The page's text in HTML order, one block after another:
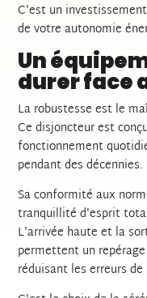
C'est un
de votre autonomie
Un
durer face
La robustesse est le
Ce disjoncteur est
fonctionnement
pendant des décennies.
Sa conformité aux
tranquillité d'esprit
L'arrivée haute et la
permettent un
réduisant les erreurs